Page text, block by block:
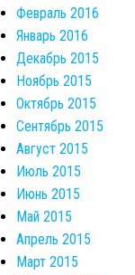
Февраль 2016
Январь 2016
Декабрь 2015
Ноябрь 2015
Октябрь 2015
Сентябрь 2015
Август 2015
Июль 2015
Июнь 2015
Май 2015
Апрель 2015
Март 2015